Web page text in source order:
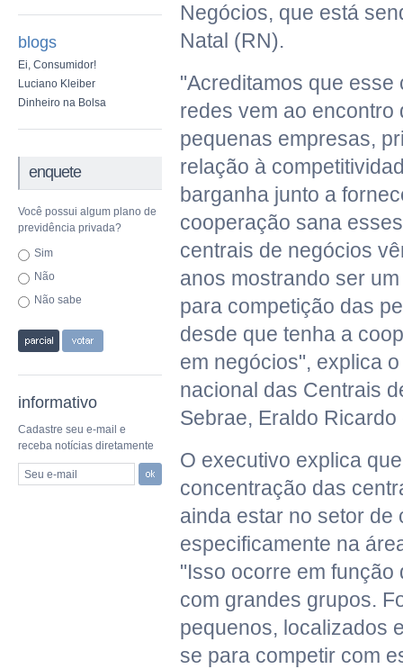
blogs
Ei, Consumidor!
Luciano Kleiber
Dinheiro na Bolsa
enquete
Você possui algum plano de
previdência privada?
Sim
Não
Não sabe
informativo
Cadastre seu e-mail e
receba notícias diretamente
Seu e-mail
Negócios, que está
Natal (RN).
"Acreditamos que esse
redes vem ao encontro
pequenas empresas,
relação à
barganha junto a
cooperação sana
centrais de negócios
anos mostrando ser
para competição das
desde que tenha a
em negócios", explica
nacional das Centrais
Sebrae, Eraldo
O executivo explica
concentração das
ainda estar no setor de
especificamente na
"Isso ocorre em função
com grandes grupos.
pequenos, localizados
se para competir com